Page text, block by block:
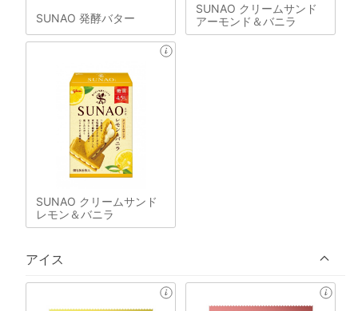
SUNAO 発酵バター
SUNAO クリームサンド
アーモンド＆バニラ
SUNAO クリームサンド
レモン＆バニラ
アイス